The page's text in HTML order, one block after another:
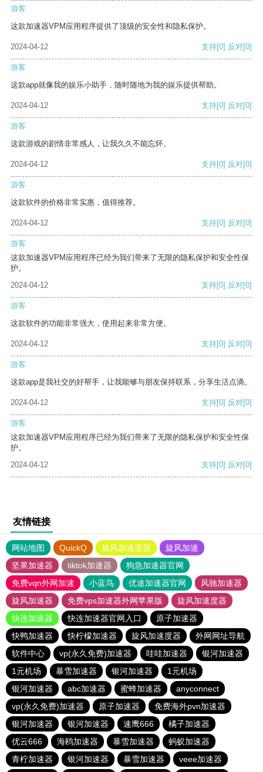
游客
这款加速器VPM应用程序提供了顶级的安全性和隐私保护。
2024-04-12 支持[0] 反对[0]
游客
这款app就像我的娱乐小助手，随时随地为我的娱乐提供帮助。
2024-04-12 支持[0] 反对[0]
游客
这款游戏的剧情非常感人，让我久久不能忘怀。
2024-04-12 支持[0] 反对[0]
游客
这款软件的价格非常实惠，值得推荐。
2024-04-12 支持[0] 反对[0]
游客
这款加速器VPM应用程序已经为我们带来了无限的隐私保护和安全性保
护。
2024-04-12
支持[0] 反对[0]
游客
这款软件的功能非常强大，使用起来非常方便。
2024-04-12 支持[0] 反对[0]
游客
这款app是我社交的好帮手，让我能够与朋友保持联系，分享生活点滴。
2024-04-12 支持[0] 反对[0]
游客
这款加速器VPM应用程序已经为我们带来了无限的隐私保护和安全性保
护。
2024-04-12
支持[0] 反对[0]
友情链接
网站地图 QuickQ 旋风加速度器
旋风加速
坚果加速器
tiktok加速器
狗急加速器官网
免费vqn外网加速
小蓝鸟 优途加速器官网
风驰加速器
旋风加速器
免费vps加速器外网苹果版
旋风加速度器
快连加速器
快连加速器官网入口
原子加速器
快鸭加速器
快柠檬加速器 旋风加速度器
外网网址导航
软件中心
vp(永久免费)加速器 哇哇加速器
银河加速器
1元机场
暴雪加速器 银河加速器
1元机场
银河加速器
abc加速器 蜜蜂加速器
anyconnect
vp(永久免费)加速器
原子加速器
免费海外pvn加速器
银河加速器
银河加速器 速鹰666
橘子加速器
优云666
海鸥加速器 暴雪加速器
蚂蚁加速器
青柠加速器
银河加速器 暴雪加速器 veee加速器